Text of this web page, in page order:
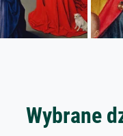
Wybrane